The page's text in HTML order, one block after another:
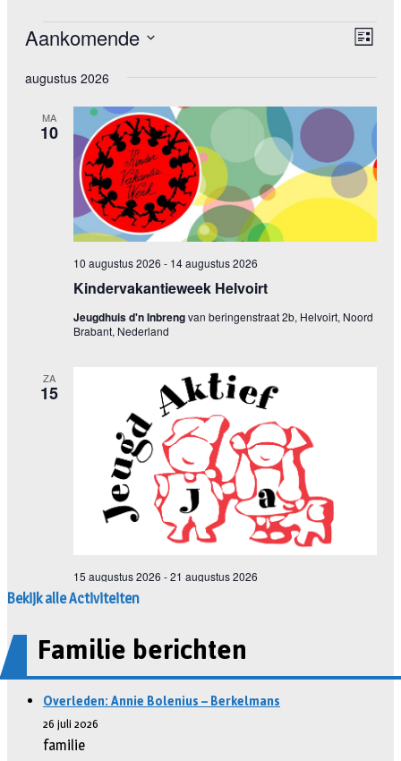
Bekijk alle Activiteiten
Familie berichten
Overleden: Annie Bolenius – Berkelmans
26 juli 2026
familie